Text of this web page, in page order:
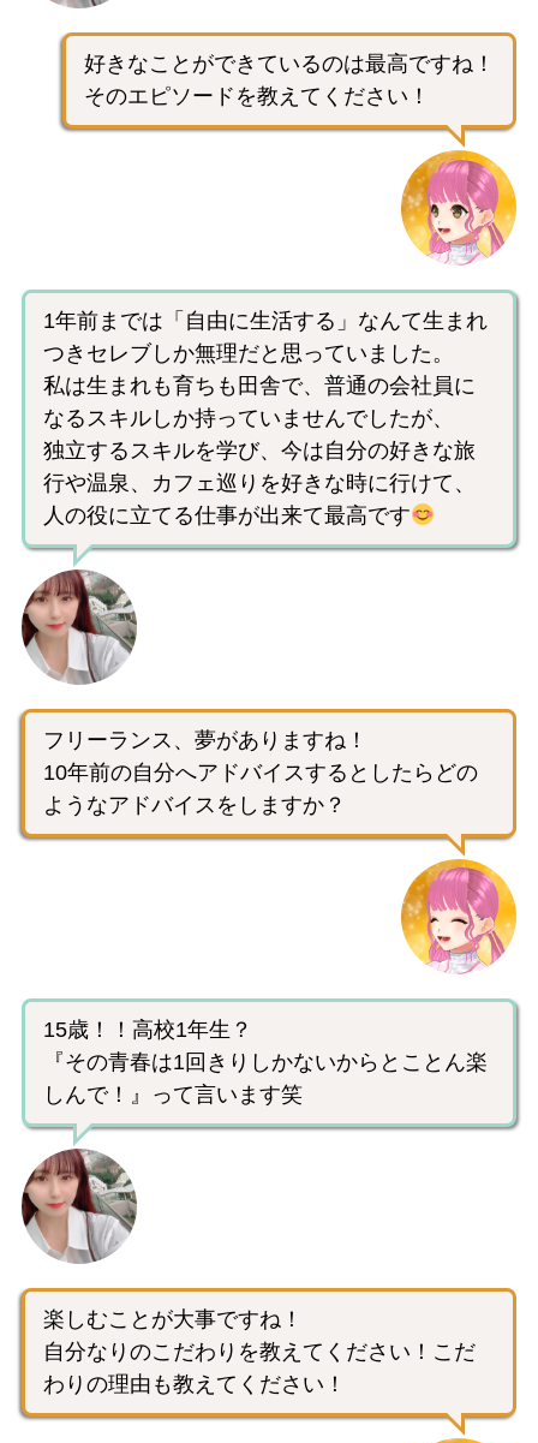
好きなことができているのは最高ですね！
そのエピソードを教えてください！
1年前までは「自由に生活する」なんて生まれ
つきセレブしか無理だと思っていました。
私は生まれも育ちも田舎で、普通の会社員に
なるスキルしか持っていませんでしたが、
独立するスキルを学び、今は自分の好きな旅
行や温泉、カフェ巡りを好きな時に行けて、
人の役に立てる仕事が出来て最高です
フリーランス、夢がありますね！
10年前の自分へアドバイスするとしたらどの
ようなアドバイスをしますか？
15歳！！高校1年生？
『その青春は1回きりしかないからとことん楽
しんで！』って言います笑
楽しむことが大事ですね！
自分なりのこだわりを教えてください！こだ
わりの理由も教えてください！